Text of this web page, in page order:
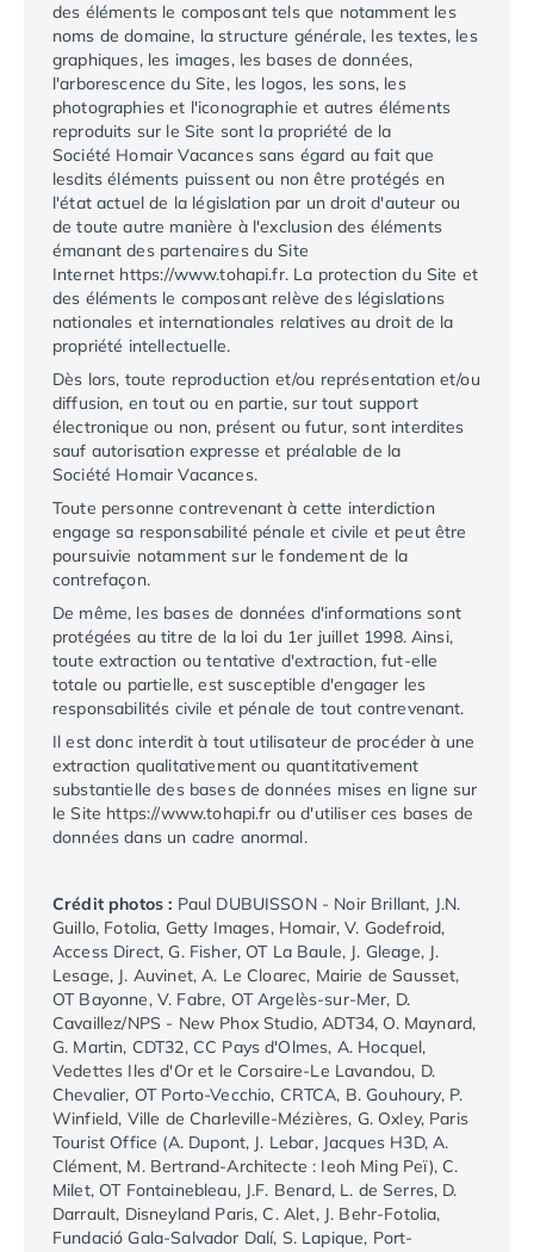
Camping Penestin
Camping Quiberon
Camping Sarzeau
Camping Vannes
Camping Champagne-Ardenne
Camping Ardennes
Camping Corse
Camping Corse-du-Sud
Camping Bonifacio
Camping Porto Vecchio
Camping Haute-Corse
Camping Ghisonaccia
Camping Saint-Florent
Camping Franche-Comté
Camping Doubs
Camping Jura
Camping Clairvaux-les-Lacs
Camping Haute-Normandie
Camping Eure
Camping Ile-de-France
Camping Essonne
Camping Seine-et-Marne
Camping Val d'Oise
Camping Val-de-Marne
Camping Languedoc-Roussillon
Camping Aude
Camping Gruissan
Camping Narbonne-Plage
Camping Sigean
Camping Gard
Camping Grau-du-Roi
Camping Nîmes
Camping Hérault
Camping Agde
Camping Béziers
Camping La Grande Motte
Camping Marseillan-Plage
Camping Montpellier
Camping Palavas-les-Flots
Camping Sète
Camping Valras-Plage
Camping Vias-Plage
Camping Pyrénées-Orientales
des éléments le composant tels que notamment les
noms de domaine, la structure générale, les textes, les
graphiques, les images, les bases de données,
l'arborescence du Site, les logos, les sons, les
photographies et l'iconographie et autres éléments
reproduits sur le Site sont la propriété de la
Société Homair Vacancessans égard au fait que
lesdits éléments puissent ou non être protégés en
l'état actuel de la législation par un droit d'auteur ou
de toute autre manière à l'exclusion des éléments
émanant des partenaires du Site
Internet https://www.tohapi.fr. La protection du Site et
des éléments le composant relève des législations
nationales et internationales relatives au droit de la
propriété intellectuelle.
Dès lors, toute reproduction et/ou représentation et/ou
diffusion, en tout ou en partie, sur tout support
électronique ou non, présent ou futur, sont interdites
sauf autorisation expresse et préalable de la
Société Homair Vacances.
Toute personne contrevenant à cette interdiction
engage sa responsabilité pénale et civile et peut être
poursuivie notamment sur le fondement de la
contrefaçon.
De même, les bases de données d'informations sont
protégées au titre de la loi du 1er juillet 1998. Ainsi,
toute extraction ou tentative d'extraction, fut-elle
totale ou partielle, est susceptible d'engager les
responsabilités civile et pénale de tout contrevenant.
Il est donc interdit à tout utilisateur de procéder à une
extraction qualitativement ou quantitativement
substantielle des bases de données mises en ligne sur
le Site https://www.tohapi.fr ou d'utiliser ces bases de
données dans un cadre anormal.
Crédit photos : Paul DUBUISSON - Noir Brillant, J.N.
Guillo, Fotolia, Getty Images, Homair, V. Godefroid,
Access Direct, G. Fisher, OT La Baule, J. Gleage, J.
Lesage, J. Auvinet, A. Le Cloarec, Mairie de Sausset,
OT Bayonne, V. Fabre, OT Argelès-sur-Mer, D.
Cavaillez/NPS - New Phox Studio, ADT34, O. Maynard,
G. Martin, CDT32, CC Pays d'Olmes, A. Hocquel,
Vedettes Iles d'Or et le Corsaire-Le Lavandou, D.
Chevalier, OT Porto-Vecchio, CRTCA, B. Gouhoury, P.
Winfield, Ville de Charleville-Mézières, G. Oxley, Paris
Tourist Office (A. Dupont, J. Lebar, Jacques H3D, A.
Clément, M. Bertrand-Architecte : Ieoh Ming Peï), C.
Milet, OT Fontainebleau, J.F. Benard, L. de Serres, D.
Darrault, Disneyland Paris, C. Alet, J. Behr-Fotolia,
Fundació Gala-Salvador Dalí, S. Lapique, Port-